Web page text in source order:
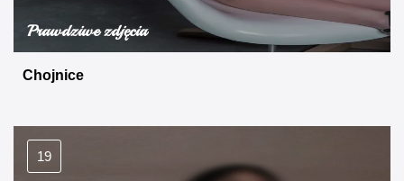
Prawdziwe zdjęcia
Chojnice
19